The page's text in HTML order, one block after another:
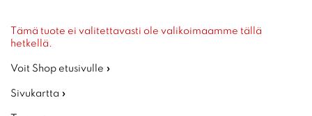
Tämä tuote ei valitettavasti ole valikoimaamme tällä
hetkellä.
Voit Shop etusivulle »
Sivukartta »